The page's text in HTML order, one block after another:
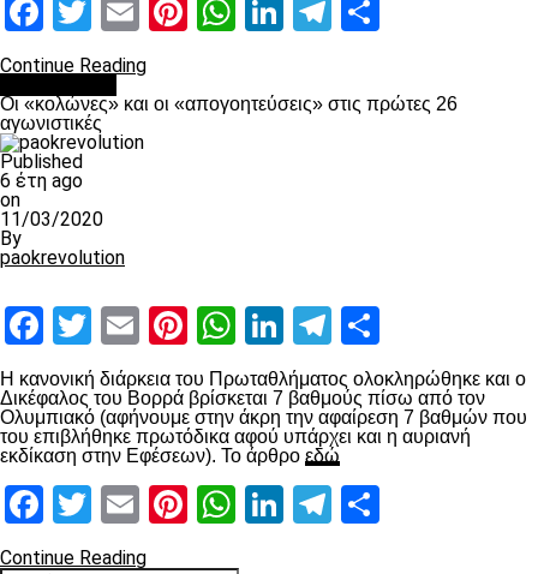
Facebook
Twitter
EmailPinterest
WhatsApp
LinkedInTelegram
Continue Reading
Οι «κολώνες» και οι «απογοητεύσεις» στις πρώτες 26
αγωνιστικές
Published
6 έτη ago
on
11/03/2020
By
paokrevolution
Facebook
Twitter
EmailPinterest
WhatsApp
LinkedIn
Telegram
Η κανονική διάρκεια του Πρωταθλήματος ολοκληρώθηκε και ο
Δικέφαλος του Βορρά βρίσκεται 7 βαθμούς πίσω από τον
Ολυμπιακό (αφήνουμε στην άκρη την αφαίρεση 7 βαθμών που
του επιβλήθηκε πρωτόδικα αφού υπάρχει και η αυριανή
εκδίκαση στην Εφέσεων). Το άρθρο εδώ
Facebook
Twitter
EmailPinterest
WhatsApp
LinkedIn
Telegram
Continue Reading